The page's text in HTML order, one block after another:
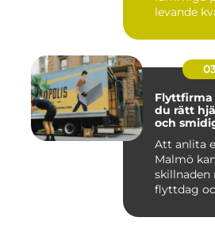
levande
Flyttfirma
du rätt
och
Att anlita
Malmö
skillnaden
flyttdag